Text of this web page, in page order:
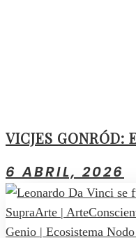
VICJES GONRÓD:
6 ABRIL, 2026